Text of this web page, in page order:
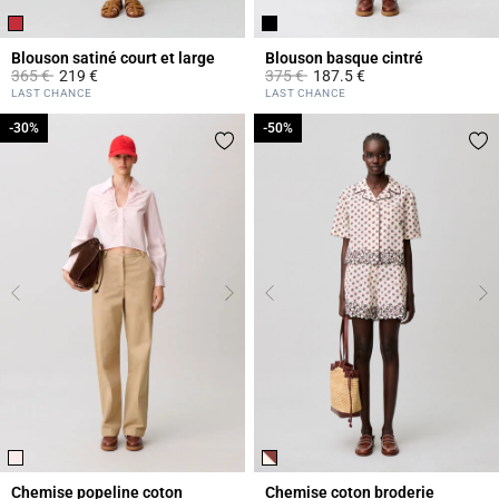
Blouson satiné court et large
Prix réduit à partir de
365 €à219 €
4,7 out of 5 Customer Rating
LAST CHANCE
Blouson basque cintré
Prix réduit à partir de
375 €à187.5 €
5 out of 5 Customer Rating
LAST CHANCE
Chemise popeline coton
-30%
-30%
Chemise coton broderie
-50%
-50%